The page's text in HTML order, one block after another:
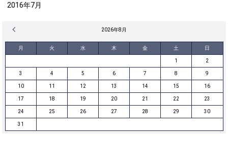
2016年7月
2026年8月
月 火 水 木 金 土 日
1 2
3 4 5 6 7 8 9
10 11 12 13 14 15 16
17 18 19 20 21 22 23
24 25 26 27 28 29 30
31